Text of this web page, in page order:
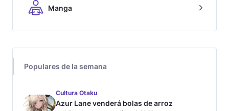
Manga
Populares de la semana
Cultura Otaku
Azur Lane venderá bolas de arroz